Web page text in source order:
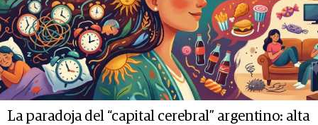
La paradoja del “capital cerebral” argentino: alta